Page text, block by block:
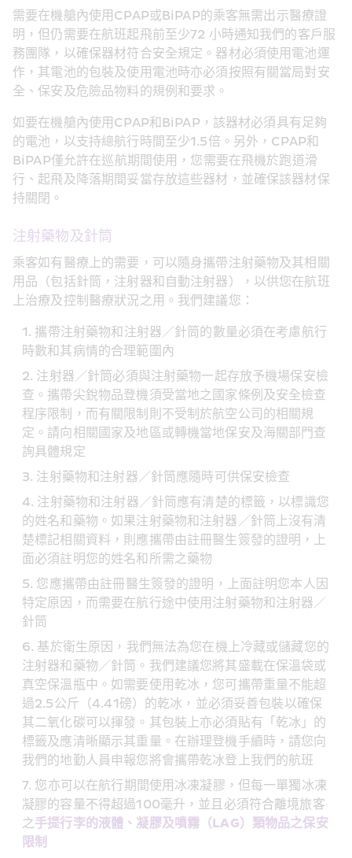
需要在機艙內使用CPAP或BiPAP的乘客無需出示醫療證
明，但仍需要在航班起飛前至少72 小時通知我們的客戶服
務團隊，以確保器材符合安全規定。器材必須使用電池運
作，其電池的包裝及使用電池時亦必須按照有關當局對安
全、保安及危險品物料的規例和要求。
如要在機艙內使用CPAP和BiPAP，該器材必須具有足夠
的電池，以支持總航行時間至少1.5倍。另外，CPAP和
BiPAP僅允許在巡航期間使用，您需要在飛機於跑道滑
行、起飛及降落期間妥當存放這些器材，並確保該器材保
持關閉。
注射藥物及針筒
乘客如有醫療上的需要，可以隨身攜帶注射藥物及其相關
用品（包括針筒，注射器和自動注射器），以供您在航班
上治療及控制醫療狀況之用。我們建議您：
攜帶注射藥物和注射器／針筒的數量必須在考慮航行
時數和其病情的合理範圍內
注射器／針筒必須與注射藥物一起存放予機場保安檢
查。攜帶尖銳物品登機須受當地之國家條例及安全檢查
程序限制，而有關限制則不受制於航空公司的相關規
定。請向相關國家及地區或轉機當地保安及海關部門查
詢具體規定
注射藥物和注射器／針筒應隨時可供保安檢查
注射藥物和注射器／針筒應有清楚的標籤，以標識您
的姓名和藥物。如果注射藥物和注射器／針筒上沒有清
楚標記相關資料，則應攜帶由註冊醫生簽發的證明，上
面必須註明您的姓名和所需之藥物
您應攜帶由註冊醫生簽發的證明，上面註明您本人因
特定原因，而需要在航行途中使用注射藥物和注射器／
針筒
基於衛生原因，我們無法為您在機上冷藏或儲藏您的
注射器和藥物／針筒。我們建議您將其盛載在保溫袋或
真空保溫瓶中。如需要使用乾冰，您可攜帶重量不能超
過2.5公斤（4.41磅）的乾冰，並必須妥善包裝以確保
其二氧化碳可以揮發。其包裝上亦必須貼有「乾冰」的
標籤及應清晰顯示其重量。在辦理登機手續時，請您向
我們的地勤人員申報您將會攜帶乾冰登上我們的航班
您亦可以在航行期間使用冰凍凝膠，但每一單獨冰凍
凝膠的容量不得超過100毫升，並且必須符合離境旅客
之手提行李的液體、凝膠及噴霧（LAG）類物品之保安
限制